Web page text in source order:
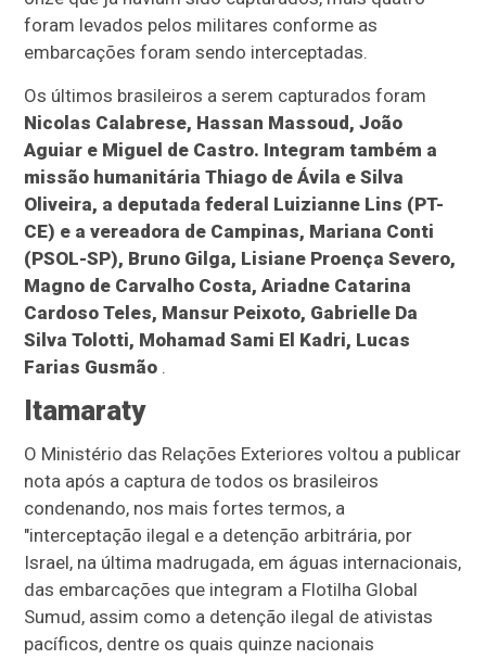
foram levados pelos militares conforme as
embarcações foram sendo interceptadas.
Os últimos brasileiros a serem capturados foram
Nicolas Calabrese, Hassan Massoud, João
Aguiar e Miguel de Castro. Integram também a
missão humanitária Thiago de Ávila e Silva
Oliveira, a deputada federal Luizianne Lins (PT-
CE) e a vereadora de Campinas, Mariana Conti
(PSOL-SP), Bruno Gilga, Lisiane Proença Severo,
Magno de Carvalho Costa, Ariadne Catarina
Cardoso Teles, Mansur Peixoto, Gabrielle Da
Silva Tolotti, Mohamad Sami El Kadri, Lucas
Farias Gusmão .
Itamaraty
O Ministério das Relações Exteriores voltou a publicar
nota após a captura de todos os brasileiros
condenando, nos mais fortes termos, a
"interceptação ilegal e a detenção arbitrária, por
Israel, na última madrugada, em águas internacionais,
das embarcações que integram a Flotilha Global
Sumud, assim como a detenção ilegal de ativistas
pacíficos, dentre os quais quinze nacionais